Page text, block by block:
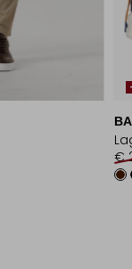
€